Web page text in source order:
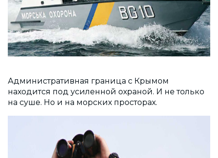
Административная граница с Крымом
находится под усиленной охраной. И не только
на суше. Но и на морских просторах.